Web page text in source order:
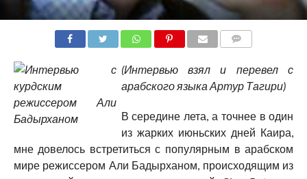
(Интервью взял и перевел с
арабского языка Артур Тагири)
В середине лета, а точнее в один
из жарких июньских дней Каира,
мне довелось встретиться с популярным в арабском
мире режиссером Али Бадырханом, происходящим из